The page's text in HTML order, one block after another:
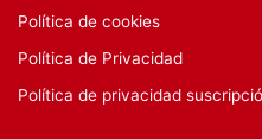
Política de cookies
Política de Privacidad
Política de privacidad